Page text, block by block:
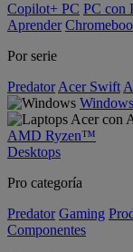
Copilot+ PC PC con
Aprender
Por serie
Predator Acer Swift
Windows
AMD Ryzen™
Desktops
Pro categoría
Predator Gaming
Componentes